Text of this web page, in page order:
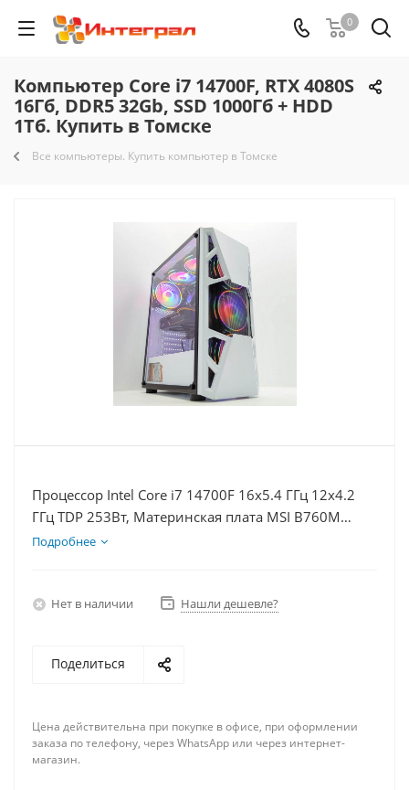
0
Компьютер Core i7 14700F, RTX 4080S
16Гб, DDR5 32Gb, SSD 1000Гб + HDD
1Тб. Купить в Томске
Все компьютеры. Купить компьютер в Томске
Процессор Intel Core i7 14700F 16x5.4 ГГц 12x4.2
ГГц TDP 253Вт, Материнская плата MSI B760M
BOMBER WIFI D5, Видеокарта RTX 4080S 16Гб,
Подробнее
Нет в наличии Нашли дешевле?
Поделиться
Цена действительна при покупке в офисе, при оформлении
заказа по телефону, через WhatsApp или через интернет-
магазин.